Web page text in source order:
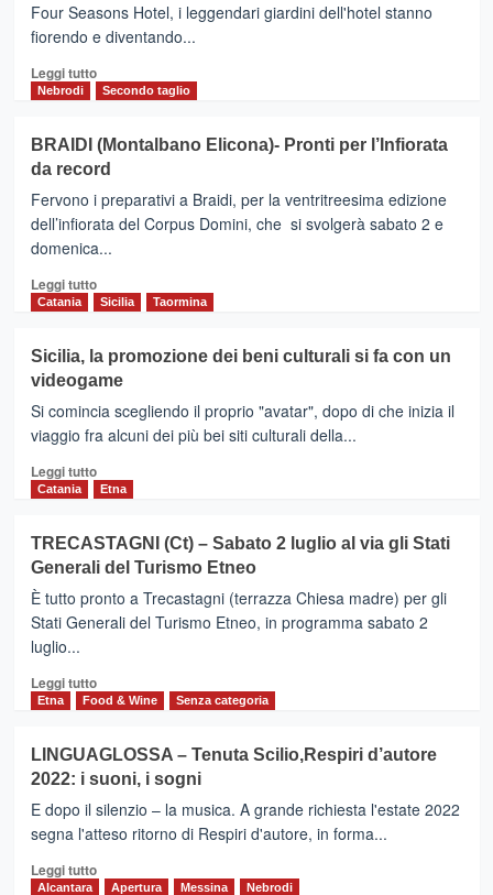
voli
a
settimana
della
Four Seasons Hotel, i leggendari giardini dell'hotel stanno
fiorendo e diventando...
Leggi tuttoLeggi
di
TAORMINA
–
La
visione
dell’architetto
paesaggista
Marco
Bay
giardini
del
San
Domenico
Palace
Nebrodi Secondo taglio
BRAIDI (Montalbano Elicona)- Pronti per l’Infiorata
da record
Fervono i preparativi a Braidi, per la ventritreesima edizione
dell’infiorata del Corpus Domini, che si svolgerà sabato 2 e
domenica...
Leggi tuttoLeggi
di
BRAIDI
(Montalbano
Elicona)-
Pronti
per
l’Infiorata
da
Catania Sicilia Taormina
Sicilia, la promozione dei beni culturali si fa con un
videogame
Si comincia scegliendo il proprio "avatar", dopo di che inizia il
viaggio fra alcuni dei più bei siti culturali della...
Leggi tuttoLeggi
di
Sicilia,
la
promozione
beni
si
fa
videogame
Catania Etna
TRECASTAGNI (Ct) – Sabato 2 luglio al via gli Stati
Generali del Turismo Etneo
È tutto pronto a Trecastagni (terrazza Chiesa madre) per gli
Stati Generali del Turismo Etneo, in programma sabato 2
luglio...
Leggi tuttoLeggi
di
TRECASTAGNI
(Ct)
–
Sabato
2
luglio
Etna Food & Wine Senza categoria
LINGUAGLOSSA – Tenuta Scilio,Respiri d’autore
2022: i suoni, i sogni
E dopo il silenzio – la musica. A grande richiesta l'estate 2022
segna l'atteso ritorno di Respiri d'autore, in forma...
Leggi tuttoLeggi
Alcantara Apertura Messina Nebrodi